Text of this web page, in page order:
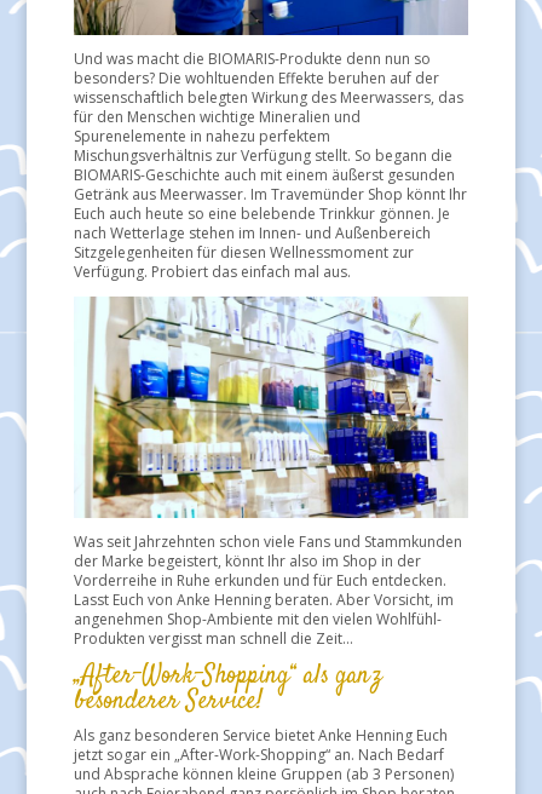
Und was macht die BIOMARIS-Produkte denn nun so
besonders? Die wohltuenden Effekte beruhen auf der
wissenschaftlich belegten Wirkung des Meerwassers, das
für den Menschen wichtige Mineralien und
Spurenelemente in nahezu perfektem
Mischungsverhältnis zur Verfügung stellt. So begann die
BIOMARIS-Geschichte auch mit einem äußerst gesunden
Getränk aus Meerwasser. Im Travemünder Shop könnt Ihr
Euch auch heute so eine belebende Trinkkur gönnen. Je
nach Wetterlage stehen im Innen- und Außenbereich
Sitzgelegenheiten für diesen Wellnessmoment zur
Verfügung. Probiert das einfach mal aus.
Was seit Jahrzehnten schon viele Fans und Stammkunden
der Marke begeistert, könnt Ihr also im Shop in der
Vorderreihe in Ruhe erkunden und für Euch entdecken.
Lasst Euch von Anke Henning beraten. Aber Vorsicht, im
angenehmen Shop-Ambiente mit den vielen Wohlfühl-
Produkten vergisst man schnell die Zeit…
„After-Work-Shopping“ als ganz
besonderer Service!
Als ganz besonderen Service bietet Anke Henning Euch
jetzt sogar ein „After-Work-Shopping“ an. Nach Bedarf
und Absprache können kleine Gruppen (ab 3 Personen)